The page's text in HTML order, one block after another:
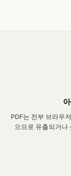
PDF는 전부 브라우
으므로 유출되거나